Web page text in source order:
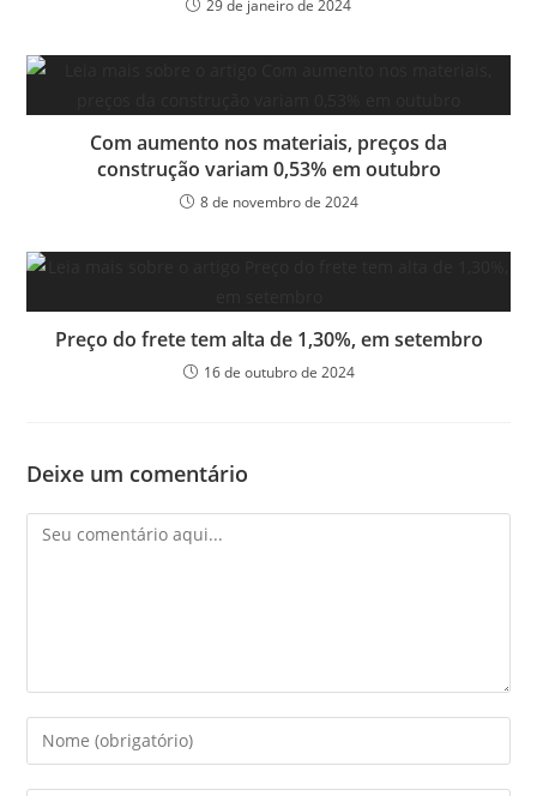
29 de janeiro de 2024
Com aumento nos materiais, preços da
construção variam 0,53% em outubro
8 de novembro de 2024
Preço do frete tem alta de 1,30%, em setembro
16 de outubro de 2024
Deixe um comentário